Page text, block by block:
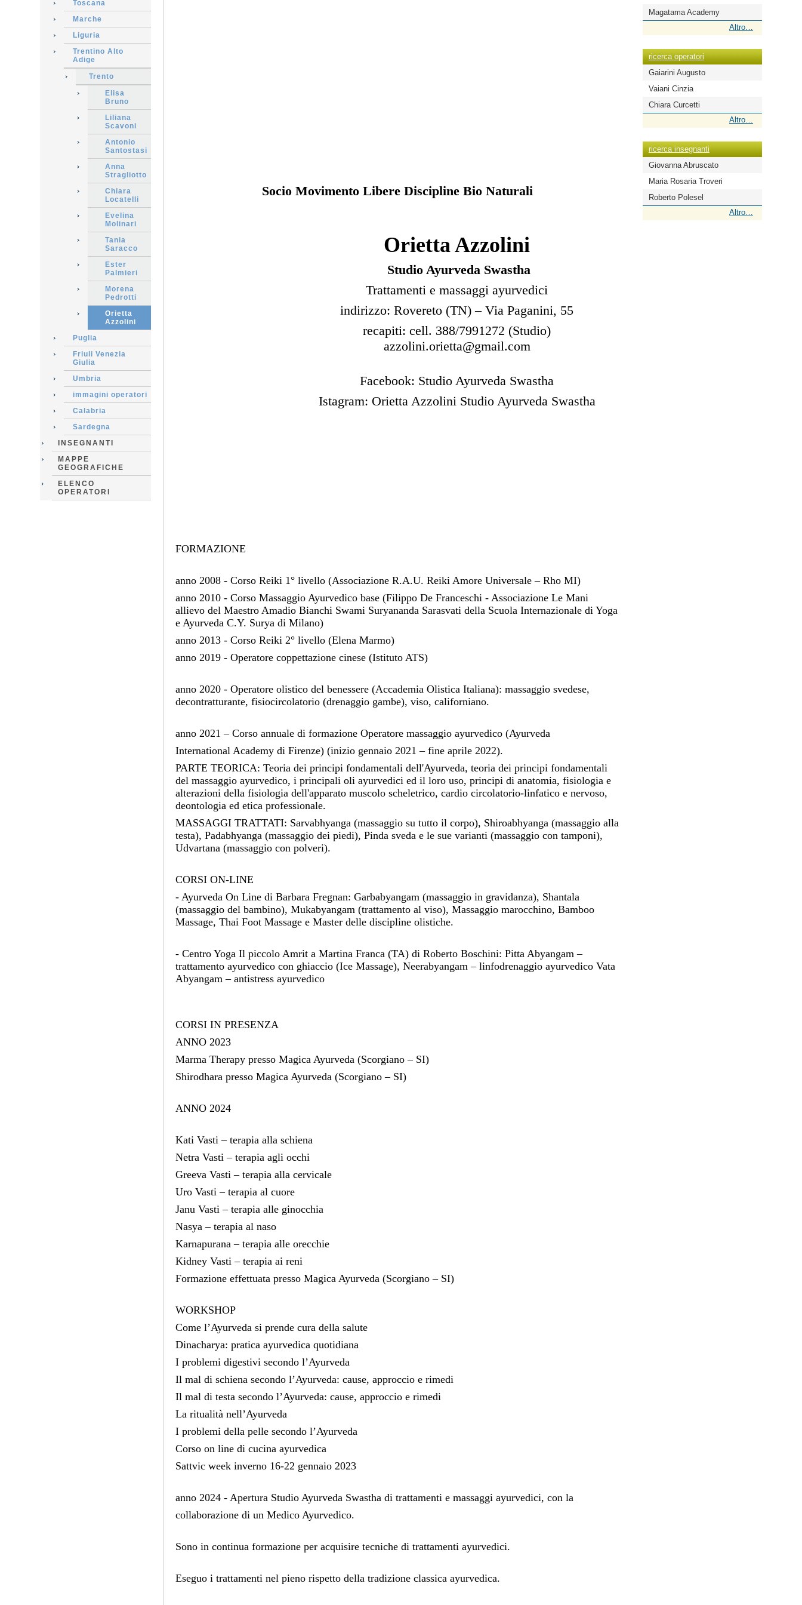
Toscana
Marche
Liguria
Trentino Alto
Adige
Trento
Elisa
Bruno
Liliana
Scavoni
Antonio
Santostasi
Anna
Stragliotto
Chiara
Locatelli
Evelina
Molinari
Tania
Saracco
Ester
Palmieri
Morena
Pedrotti
Orietta
Azzolini
Puglia
Friuli Venezia
Giulia
Umbria
immagini operatori
Calabria
Sardegna
INSEGNANTI
MAPPE
GEOGRAFICHE
ELENCO
OPERATORI
Socio Movimento Libere Discipline Bio Naturali
Orietta Azzolini
Studio Ayurveda Swastha
Trattamenti e massaggi ayurvedici
indirizzo: Rovereto (TN) – Via Paganini, 55
recapiti: cell. 388/7991272 (Studio)
azzolini.orietta@gmail.com
Facebook: Studio Ayurveda Swastha
Istagram: Orietta Azzolini Studio Ayurveda Swastha
FORMAZIONE
anno 2008 - Corso Reiki 1° livello (Associazione R.A.U. Reiki Amore Universale – Rho MI)
anno 2010 - Corso Massaggio Ayurvedico base (Filippo De Franceschi - Associazione Le Mani
allievo del Maestro Amadio Bianchi Swami Suryananda Sarasvati della Scuola Internazionale di Yoga
e Ayurveda C.Y. Surya di Milano)
anno 2013 - Corso Reiki 2° livello (Elena Marmo)
anno 2019 - Operatore coppettazione cinese (Istituto ATS)
anno 2020 - Operatore olistico del benessere (Accademia Olistica Italiana): massaggio svedese,
decontratturante, fisiocircolatorio (drenaggio gambe), viso, californiano.
anno 2021 – Corso annuale di formazione Operatore massaggio ayurvedico (Ayurveda
International Academy di Firenze) (inizio gennaio 2021 – fine aprile 2022).
PARTE TEORICA: Teoria dei principi fondamentali dell'Ayurveda, teoria dei principi fondamentali
del massaggio ayurvedico, i principali oli ayurvedici ed il loro uso, principi di anatomia, fisiologia e
alterazioni della fisiologia dell'apparato muscolo scheletrico, cardio circolatorio-linfatico e nervoso,
deontologia ed etica professionale.
MASSAGGI TRATTATI: Sarvabhyanga (massaggio su tutto il corpo), Shiroabhyanga (massaggio alla
testa), Padabhyanga (massaggio dei piedi), Pinda sveda e le sue varianti (massaggio con tamponi),
Udvartana (massaggio con polveri).
CORSI ON-LINE
- Ayurveda On Line di Barbara Fregnan: Garbabyangam (massaggio in gravidanza), Shantala
(massaggio del bambino), Mukabyangam (trattamento al viso), Massaggio marocchino, Bamboo
Massage, Thai Foot Massage e Master delle discipline olistiche.
- Centro Yoga Il piccolo Amrit a Martina Franca (TA) di Roberto Boschini: Pitta Abyangam –
trattamento ayurvedico con ghiaccio (Ice Massage), Neerabyangam – linfodrenaggio ayurvedico Vata
Abyangam – antistress ayurvedico
CORSI IN PRESENZA
ANNO 2023
Marma Therapy presso Magica Ayurveda (Scorgiano – SI)
Shirodhara presso Magica Ayurveda (Scorgiano – SI)
ANNO 2024
Kati Vasti – terapia alla schiena
Netra Vasti – terapia agli occhi
Greeva Vasti – terapia alla cervicale
Uro Vasti – terapia al cuore
Janu Vasti – terapia alle ginocchia
Nasya – terapia al naso
Karnapurana – terapia alle orecchie
Kidney Vasti – terapia ai reni
Formazione effettuata presso Magica Ayurveda (Scorgiano – SI)
WORKSHOP
Come l’Ayurveda si prende cura della salute
Dinacharya: pratica ayurvedica quotidiana
I problemi digestivi secondo l’Ayurveda
Il mal di schiena secondo l’Ayurveda: cause, approccio e rimedi
Il mal di testa secondo l’Ayurveda: cause, approccio e rimedi
La ritualità nell’Ayurveda
I problemi della pelle secondo l’Ayurveda
Corso on line di cucina ayurvedica
Sattvic week inverno 16-22 gennaio 2023
anno 2024 - Apertura Studio Ayurveda Swastha di trattamenti e massaggi ayurvedici, con la
collaborazione di un Medico Ayurvedico.
Sono in continua formazione per acquisire tecniche di trattamenti ayurvedici.
Eseguo i trattamenti nel pieno rispetto della tradizione classica ayurvedica.
Magatama Academy
scuole
-
Altro…
ricerca operatori
Gaiarini Augusto
Vaiani Cinzia
Chiara Curcetti
operatori
-
Altro…
ricerca insegnanti
Giovanna Abruscato
Maria Rosaria Troveri
Roberto Polesel
insegnanti
Altro…